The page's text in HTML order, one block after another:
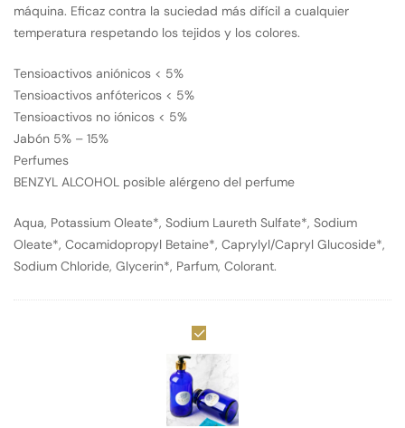
máquina. Eficaz contra la suciedad más difícil a cualquier
temperatura respetando los tejidos y los colores.
Tensioactivos aniónicos < 5%
Tensioactivos anfótericos < 5%
Tensioactivos no iónicos < 5%
Jabón 5% – 15%
Perfumes
BENZYL ALCOHOL posible alérgeno del perfume
Aqua, Potassium Oleate*, Sodium Laureth Sulfate*, Sodium
Oleate*, Cocamidopropyl Betaine*, Caprylyl/Capryl Glucoside*,
Sodium Chloride, Glycerin*, Parfum, Colorant.
Envase
Kalos